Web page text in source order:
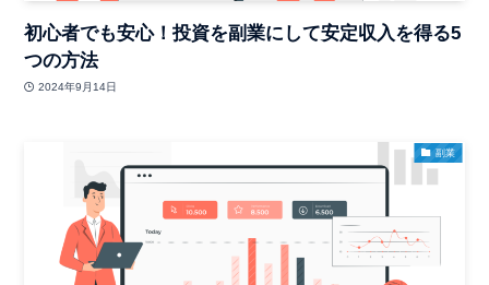
初心者でも安心！投資を副業にして安定収入を得る5
つの方法
2024年9月14日
副業